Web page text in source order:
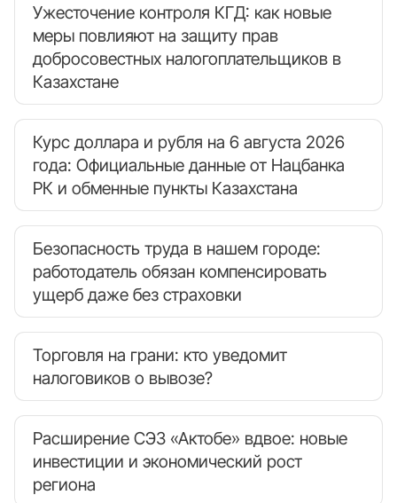
Ужесточение контроля КГД: как новые
меры повлияют на защиту прав
добросовестных налогоплательщиков в
Казахстане
Курс доллара и рубля на 6 августа 2026
года: Официальные данные от Нацбанка
РК и обменные пункты Казахстана
Безопасность труда в нашем городе:
работодатель обязан компенсировать
ущерб даже без страховки
Торговля на грани: кто уведомит
налоговиков о вывозе?
Расширение СЭЗ «Актобе» вдвое: новые
инвестиции и экономический рост
региона